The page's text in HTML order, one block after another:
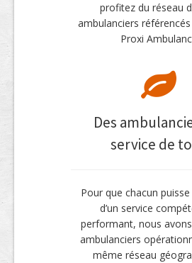
profitez du réseau
ambulanciers
Proxi
Des
service de
Pour que chacun
d’un service
performant, nous
ambulanciers
même réseau